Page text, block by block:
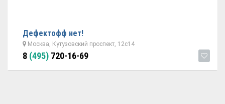
Дефектофф нет!
Москва, Кутузовский проспект, 12с14
8 (495) 720-16-69